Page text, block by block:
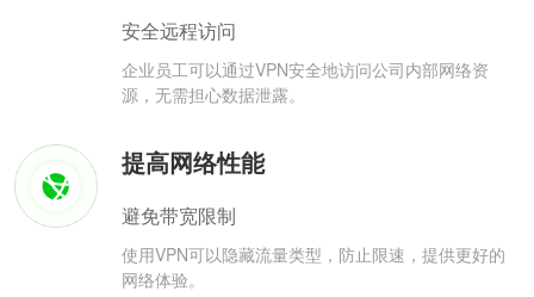
安全远程访问
企业员工可以通过VPN安全地访问公司内部网络资
源，无需担心数据泄露。
提高网络性能
避免带宽限制
使用VPN可以隐藏流量类型，防止限速，提供更好的
网络体验。